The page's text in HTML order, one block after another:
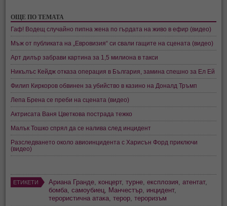
ОЩЕ ПО ТЕМАТА
Гаф! Водещ случайно пипна жена по гърдата на живо в ефир (видео)
Мъж от публиката на „Евровизия“ си свали гащите на сцената (видео)
Арт дилър забрави картина за 1,5 милиона в такси
Никълъс Кейдж отказа операция в България, замина спешно за Ел Ей
Филип Киркоров обвинен за убийство в казино на Доналд Тръмп
Лепа Брена се преби на сцената (видео)
Актрисата Ваня Цветкова пострада тежко
Малък Тошко спрял да се налива след инцидент
Разследването около авиоинцидента с Харисън Форд приключи
(видео)
ЕТИКЕТИ Ариана Гранде концерт,турне ,експлозия ,атентат,
бомба ,самоубиец Манчестър инцидент,
терористична атака ,терор ,тероризъм